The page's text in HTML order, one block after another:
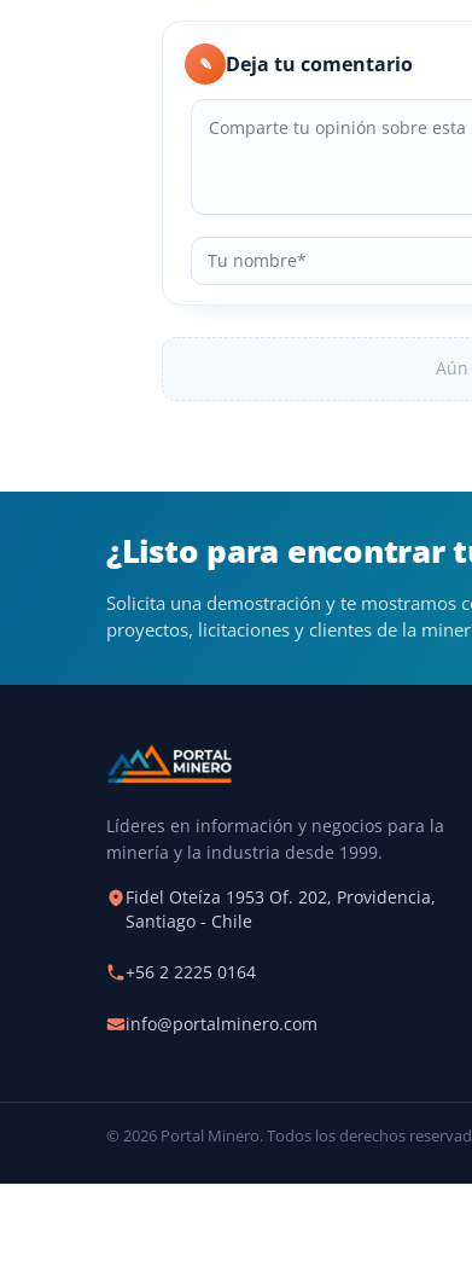
✎ Deja tu comentario
¿Listo para encontrar
Solicita una demostración y te mostramos
proyectos, licitaciones y clientes de la
Líderes en información y negocios para la
minería y la industria desde 1999.
Fidel Oteíza 1953 Of. 202, Providencia,
Santiago - Chile
+56 2 2225 0164
info@portalminero.com
© 2026 Portal Minero. Todos los derechos